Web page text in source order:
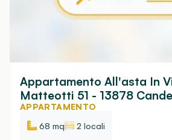
Appartamento All'asta In
Matteotti 51 - 13878
APPARTAMENTO
68 mq
2 locali